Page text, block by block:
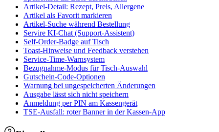
Artikel-Detail: Rezept, Preis, Allergene
Artikel als Favorit markieren
Artikel-Suche während Bestellung
Servire KI-Chat (Support-Assistent)
Self-Order-Badge auf Tisch
Toast-Hinweise und Feedback verstehen
Service-Time-Warnsystem
Bezugnahme-Modus für Tisch-Auswahl
Gutschein-Code-Optionen
Warnung bei ungespeicherten Änderungen
Ausgabe lässt sich nicht speichern
Anmeldung per PIN am Kassengerät
TSE-Ausfall: roter Banner in der Kassen-App